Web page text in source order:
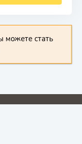
можете стать